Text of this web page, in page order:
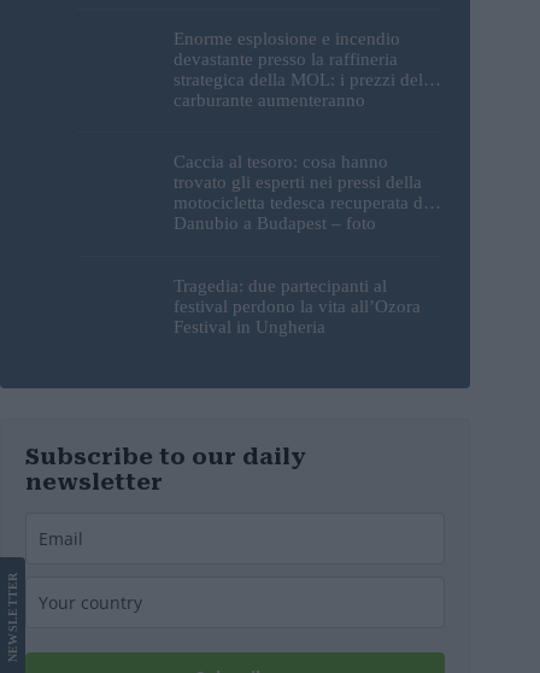
Enorme esplosione e incendio
devastante presso la raffineria
strategica della MOL: i prezzi del
carburante aumenteranno
Caccia al tesoro: cosa hanno
trovato gli esperti nei pressi della
motocicletta tedesca recuperata dal
Danubio a Budapest – foto
Tragedia: due partecipanti al
festival perdono la vita all’Ozora
Festival in Ungheria
Subscribe to our daily
newsletter
NEWS
LETTER